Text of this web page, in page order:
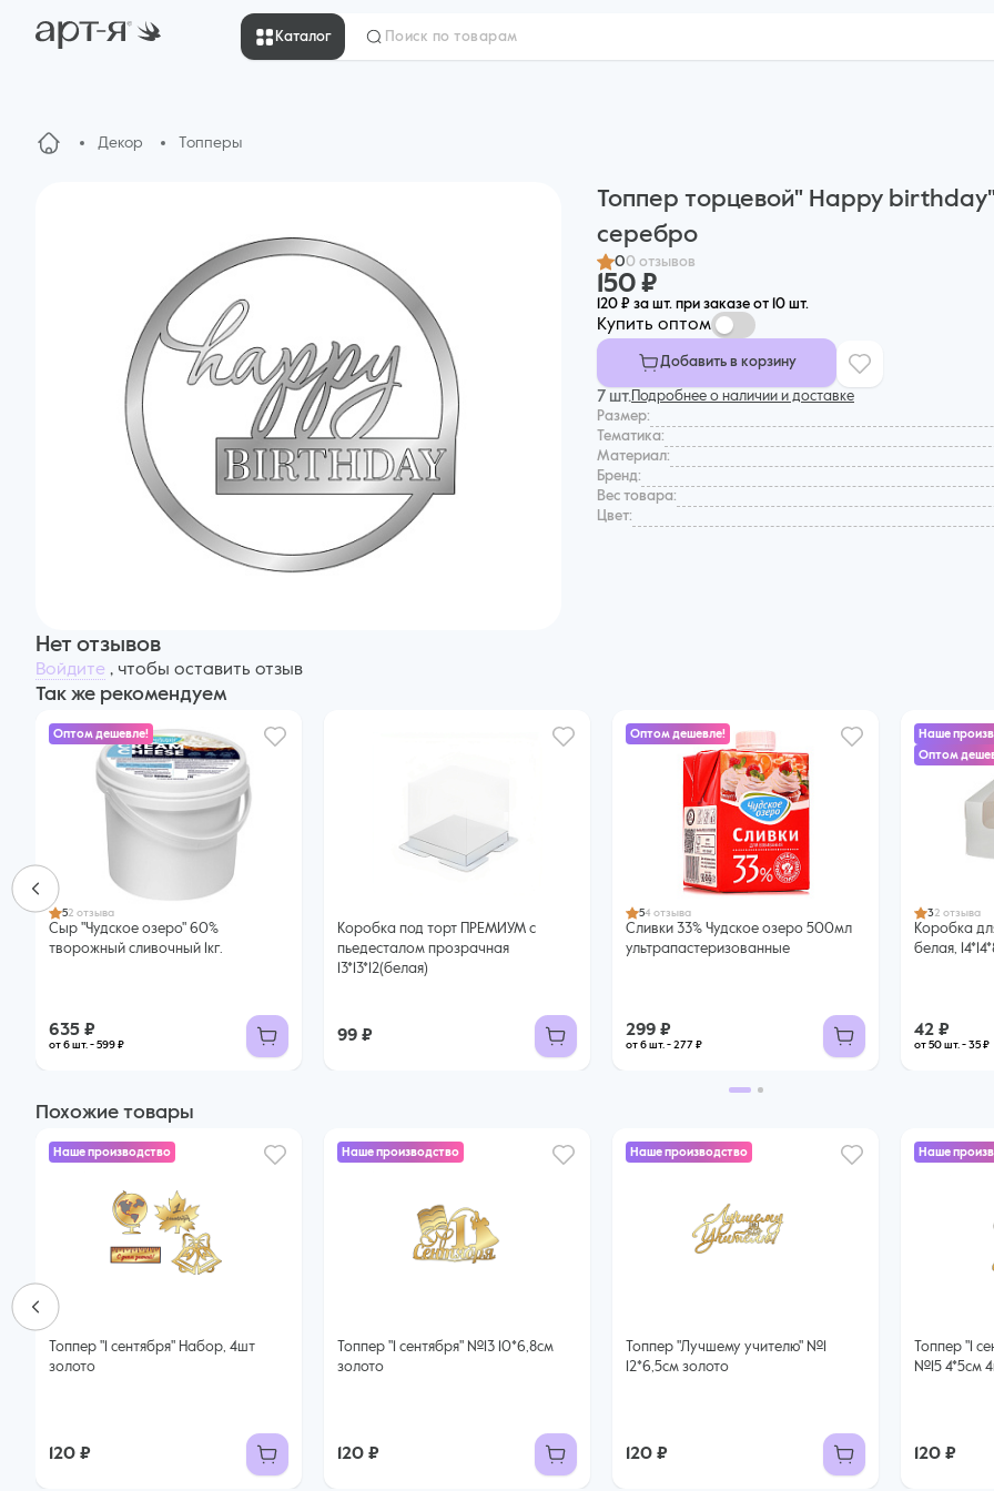
Каталог
Декор Топперы
Топпер торцевой" Happy
серебро
00 отзывов
150 ₽
120 ₽ за шт. при заказе от 10 шт.
Купить оптом
Добавить в корзину
7 шт. Подробнее о наличии и доставке
Размер:
Тематика:
Материал:
Бренд:
Вес товара:
Цвет:
Нет отзывов
Войдите , чтобы оставить отзыв
Так же рекомендуем
Оптом дешевле!
52 отзыва
Сыр "Чудское озеро" 60%
творожный сливочный 1кг.
635 ₽
от 6 шт. - 599 ₽
Коробка под торт ПРЕМИУМ с
пьедесталом прозрачная
13*13*12(белая)
99 ₽
Оптом дешевле!
54 отзыва
Сливки 33% Чудское озеро 500мл
ультрапастеризованные
299 ₽
от 6 шт. - 277 ₽
Наше
Оптом
32 отзыва
Коробка
белая,
42 ₽
от 50 шт. - 35 ₽
Похожие товары
Наше производство
Топпер "1 сентября" Набор, 4шт
золото
120 ₽
Наше производство
Топпер "1 сентября" №13 10*6,8см
золото
120 ₽
Наше производство
Топпер "Лучшему учителю" №1
12*6,5см золото
120 ₽
Наше
Топпер "1 сентября" колокольчик
№15 4*5см
120 ₽